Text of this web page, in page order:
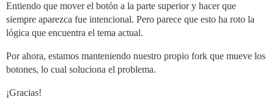
Entiendo que mover el botón a la parte superior y hacer que
siempre aparezca fue intencional. Pero parece que esto ha roto la
lógica que encuentra el tema actual.
Por ahora, estamos manteniendo nuestro propio fork que mueve los
botones, lo cual soluciona el problema.
¡Gracias!